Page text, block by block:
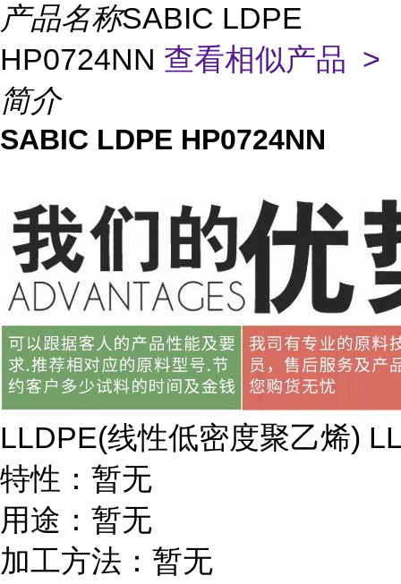
产品名称SABIC LDPE
HP0724NN 查看相似产品 >
简介
SABIC LDPE HP0724NN
LLDPE(线性低密度聚乙烯)
特性：暂无
用途：暂无
加工方法：暂无